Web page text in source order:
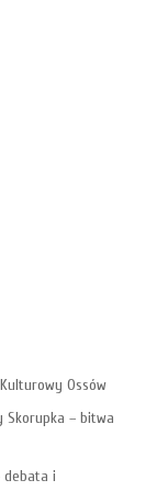
Ossów
Skorupka – bitwa
debata i